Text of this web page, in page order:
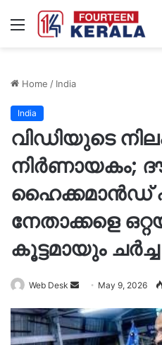
Menu
Home / India
India
വിഡിയുടെ
നിർണായകം;
ഹൈക്കമാൻഡ്
നേതാക്കളെ
കൂട്ടമായും
Web Desk
Send
email
May 9, 2026